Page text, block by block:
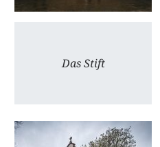
Das Stift